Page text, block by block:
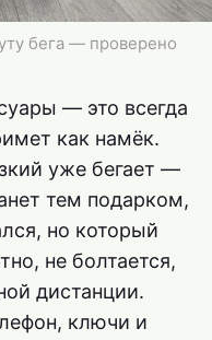
бега — проверено
— это всегда
как намёк.
уже бегает —
тем подарком,
но который
не болтается,
дистанции.
ключи и